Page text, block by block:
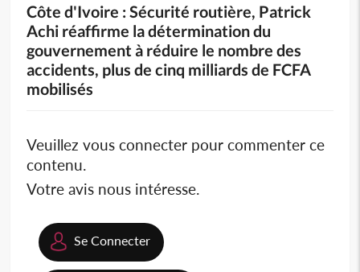
Côte d'Ivoire : Sécurité routière, Patrick
Achi réaffirme la détermination du
gouvernement à réduire le nombre des
accidents, plus de cinq milliards de FCFA
mobilisés
Veuillez vous connecter pour commenter ce
contenu.
Votre avis nous intéresse.
Se Connecter